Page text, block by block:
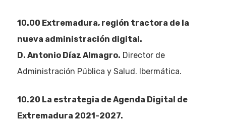
10.00 Extremadura, región tractora de la
nueva administración digital.
D. Antonio Díaz Almagro. Director de
Administración Pública y Salud. Ibermática.
10.20 La estrategia de Agenda Digital de
Extremadura 2021-2027.